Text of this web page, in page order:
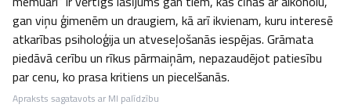
gan viņu ģimenēm un draugiem, kā arī ikvienam, kuru interesē
atkarības psiholoģija un atveseļošanās iespējas. Grāmata
piedāvā cerību un rīkus pārmaiņām, nepazaudējot patiesību
par cenu, ko prasa kritiens un piecelšanās.
Apraksts sagatavots ar MI palīdzību